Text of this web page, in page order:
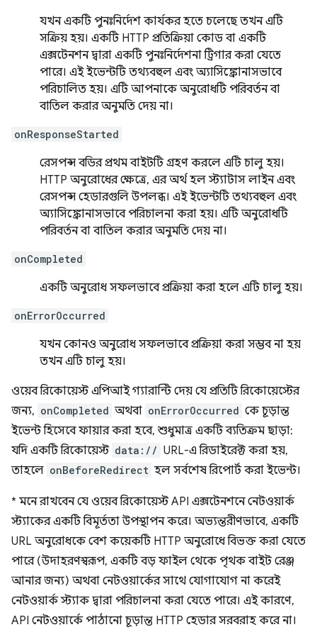
যখন একটি পুনঃনির্দেশ কার্যকর হতে চলেছে তখন এটি
সক্রিয় হয়। একটি HTTP প্রতিক্রিয়া কোড বা একটি
এক্সটেনশন দ্বারা একটি পুনঃনির্দেশনা ট্রিগার করা যেতে
পারে। এই ইভেন্টটি তথ্যবহুল এবং অ্যাসিঙ্ক্রোনাসভাবে
পরিচালিত হয়। এটি আপনাকে অনুরোধটি পরিবর্তন বা
বাতিল করার অনুমতি দেয় না।
onResponseStarted
রেসপন্স বডির প্রথম বাইটটি গ্রহণ করলে এটি চালু হয়।
HTTP অনুরোধের ক্ষেত্রে, এর অর্থ হল স্ট্যাটাস লাইন এবং
রেসপন্স হেডারগুলি উপলব্ধ। এই ইভেন্টটি তথ্যবহুল এবং
অ্যাসিঙ্ক্রোনাসভাবে পরিচালনা করা হয়। এটি অনুরোধটি
পরিবর্তন বা বাতিল করার অনুমতি দেয় না।
onCompleted
একটি অনুরোধ সফলভাবে প্রক্রিয়া করা হলে এটি চালু হয়।
onErrorOccurred
যখন কোনও অনুরোধ সফলভাবে প্রক্রিয়া করা সম্ভব না হয়
তখন এটি চালু হয়।
ওয়েব রিকোয়েস্ট এপিআই গ্যারান্টি দেয় যে প্রতিটি রিকোয়েস্টের
জন্য, onCompleted অথবা onErrorOccurred কে চূড়ান্ত
ইভেন্ট হিসেবে ফায়ার করা হবে, শুধুমাত্র একটি ব্যতিক্রম ছাড়া:
যদি একটি রিকোয়েস্ট data:// URL-এ রিডাইরেক্ট করা হয়,
তাহলে onBeforeRedirect হল সর্বশেষ রিপোর্ট করা ইভেন্ট।
* মনে রাখবেন যে ওয়েব রিকোয়েস্ট API এক্সটেনশনে নেটওয়ার্ক
স্ট্যাকের একটি বিমূর্ততা উপস্থাপন করে। অভ্যন্তরীণভাবে, একটি
URL অনুরোধকে বেশ কয়েকটি HTTP অনুরোধে বিভক্ত করা যেতে
পারে (উদাহরণস্বরূপ, একটি বড় ফাইল থেকে পৃথক বাইট রেঞ্জ
আনার জন্য) অথবা নেটওয়ার্কের সাথে যোগাযোগ না করেই
নেটওয়ার্ক স্ট্যাক দ্বারা পরিচালনা করা যেতে পারে। এই কারণে,
API নেটওয়ার্কে পাঠানো চূড়ান্ত HTTP হেডার সরবরাহ করে না।